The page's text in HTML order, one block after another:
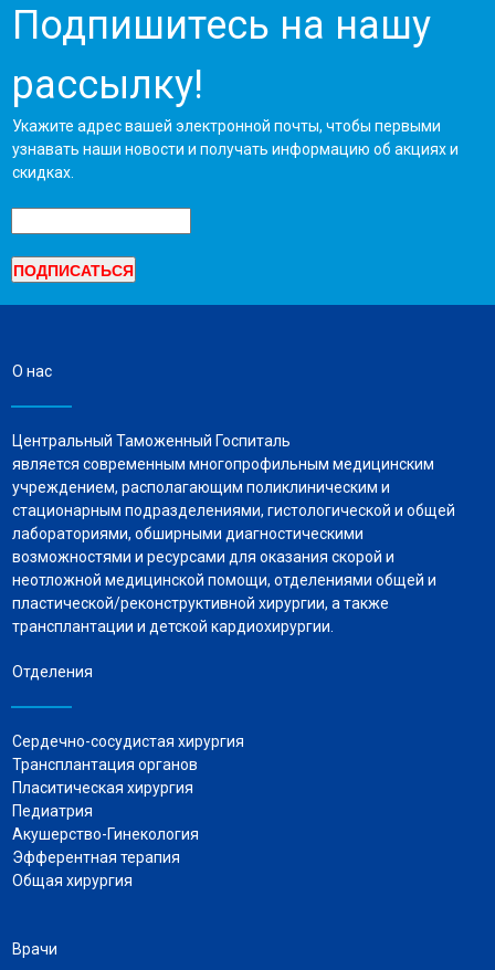
Подпишитесь на нашу
рассылку!
Укажите адрес вашей электронной почты, чтобы первыми
узнавать наши новости и получать информацию об акциях и
скидках.
О нас
Центральный Таможенный Госпиталь
является современным многопрофильным медицинским
учреждением, располагающим поликлиническим и
стационарным подразделениями, гистологической и общей
лабораториями, обширными диагностическими
возможностями и ресурсами для оказания скорой и
неотложной медицинской помощи, отделениями общей и
пластической/реконструктивной хирургии, а также
трансплантации и детской кардиохирургии.
Отделения
Сердечно-сосудистая хирургия
Трансплантация органов
Пласитическая хирургия
Педиатрия
Акушерство-Гинекология
Эфферентная терапия
Общая хирургия
Врачи